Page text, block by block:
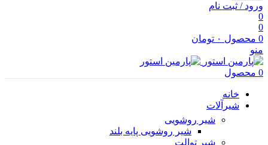
ورود / ثبت نام
0
0
0 محصول ۰ تومان
منو
0 محصول
خانه
شیرآلات
شیر روشویی
شیر روشویی پایه بلند
شیر توالت